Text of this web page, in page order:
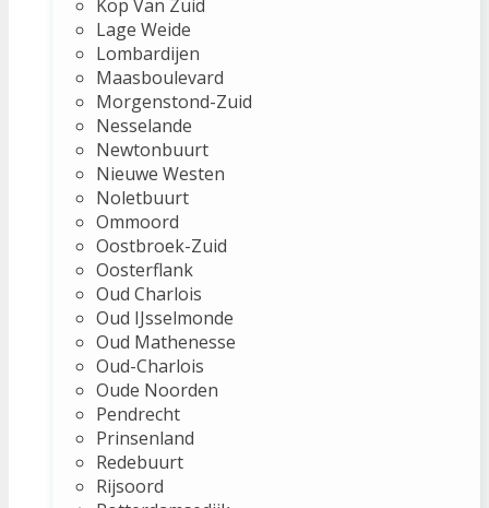
Kop Van Zuid
Lage Weide
Lombardijen
Maasboulevard
Morgenstond-Zuid
Nesselande
Newtonbuurt
Nieuwe Westen
Noletbuurt
Ommoord
Oostbroek-Zuid
Oosterflank
Oud Charlois
Oud IJsselmonde
Oud Mathenesse
Oud-Charlois
Oude Noorden
Pendrecht
Prinsenland
Redebuurt
Rijsoord